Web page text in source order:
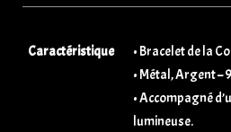
Caractéristique
• Bracelet de la
• Métal, Argent –
• Accompagné
lumineuse.